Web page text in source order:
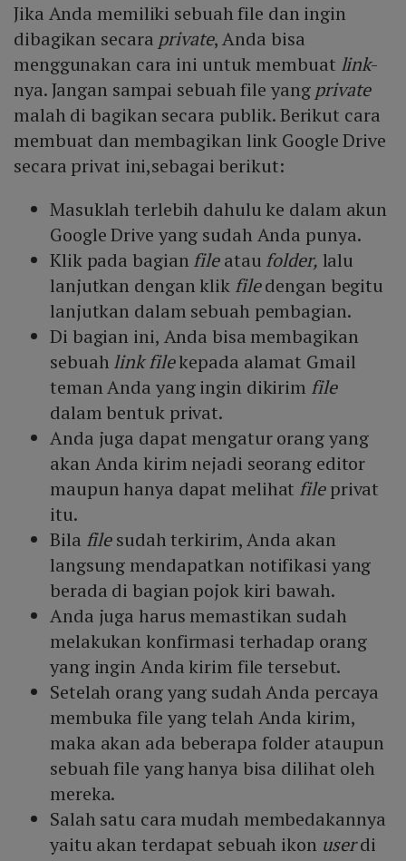
Jika Anda memiliki sebuah file dan ingin
dibagikan secara private, Anda bisa
menggunakan cara ini untuk membuat link-
nya. Jangan sampai sebuah file yang private
malah di bagikan secara publik. Berikut cara
membuat dan membagikan link Google Drive
secara privat ini,sebagai berikut:
Masuklah terlebih dahulu ke dalam akun
Google Drive yang sudah Anda punya.
Klik pada bagian fileatau folder, lalu
lanjutkan dengan klik filedengan begitu
lanjutkan dalam sebuah pembagian.
Di bagian ini, Anda bisa membagikan
sebuah link filekepada alamat Gmail
teman Anda yang ingin dikirim file
dalam bentuk privat.
Anda juga dapat mengatur orang yang
akan Anda kirim nejadi seorang editor
maupun hanya dapat melihat fileprivat
itu.
Bila filesudah terkirim, Anda akan
langsung mendapatkan notifikasi yang
berada di bagian pojok kiri bawah.
Anda juga harus memastikan sudah
melakukan konfirmasi terhadap orang
yang ingin Anda kirim file tersebut.
Setelah orang yang sudah Anda percaya
membuka file yang telah Anda kirim,
maka akan ada beberapa folder ataupun
sebuah file yang hanya bisa dilihat oleh
mereka.
Salah satu cara mudah membedakannya
yaitu akan terdapat sebuah ikon userdi